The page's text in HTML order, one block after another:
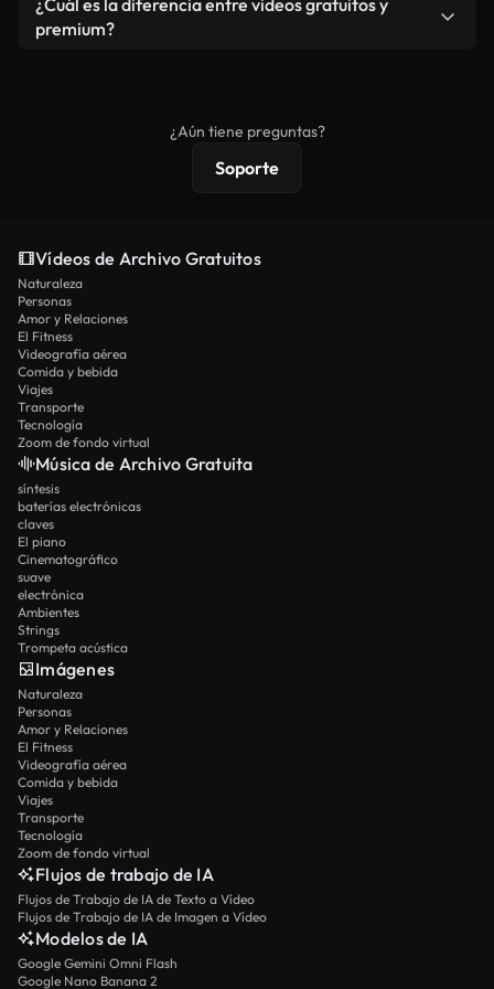
vídeos. Solo asegúrese de que el producto final no
¿Cuál es la diferencia entre videos gratuitos y
premium?
protecciones de licencia extendidas.
¿Aún tiene preguntas?
Soporte
Vídeos de Archivo Gratuitos
Naturaleza
Personas
Amor y Relaciones
El Fitness
Videografía aérea
Comida y bebida
Viajes
Transporte
Tecnología
Zoom de fondo virtual
Música de Archivo Gratuita
síntesis
baterías electrónicas
claves
El piano
Cinematográfico
suave
electrónica
Ambientes
Strings
Trompeta acústica
Imágenes
Naturaleza
Personas
Amor y Relaciones
El Fitness
Videografía aérea
Comida y bebida
Viajes
Transporte
Tecnología
Zoom de fondo virtual
Flujos de trabajo de IA
Flujos de Trabajo de IA de Texto a Vídeo
Flujos de Trabajo de IA de Imagen a Vídeo
Modelos de IA
Google Gemini Omni Flash
Google Nano Banana 2